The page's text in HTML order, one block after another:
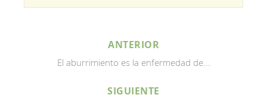
ANTERIOR
El aburrimiento es la enfermedad de...
SIGUIENTE